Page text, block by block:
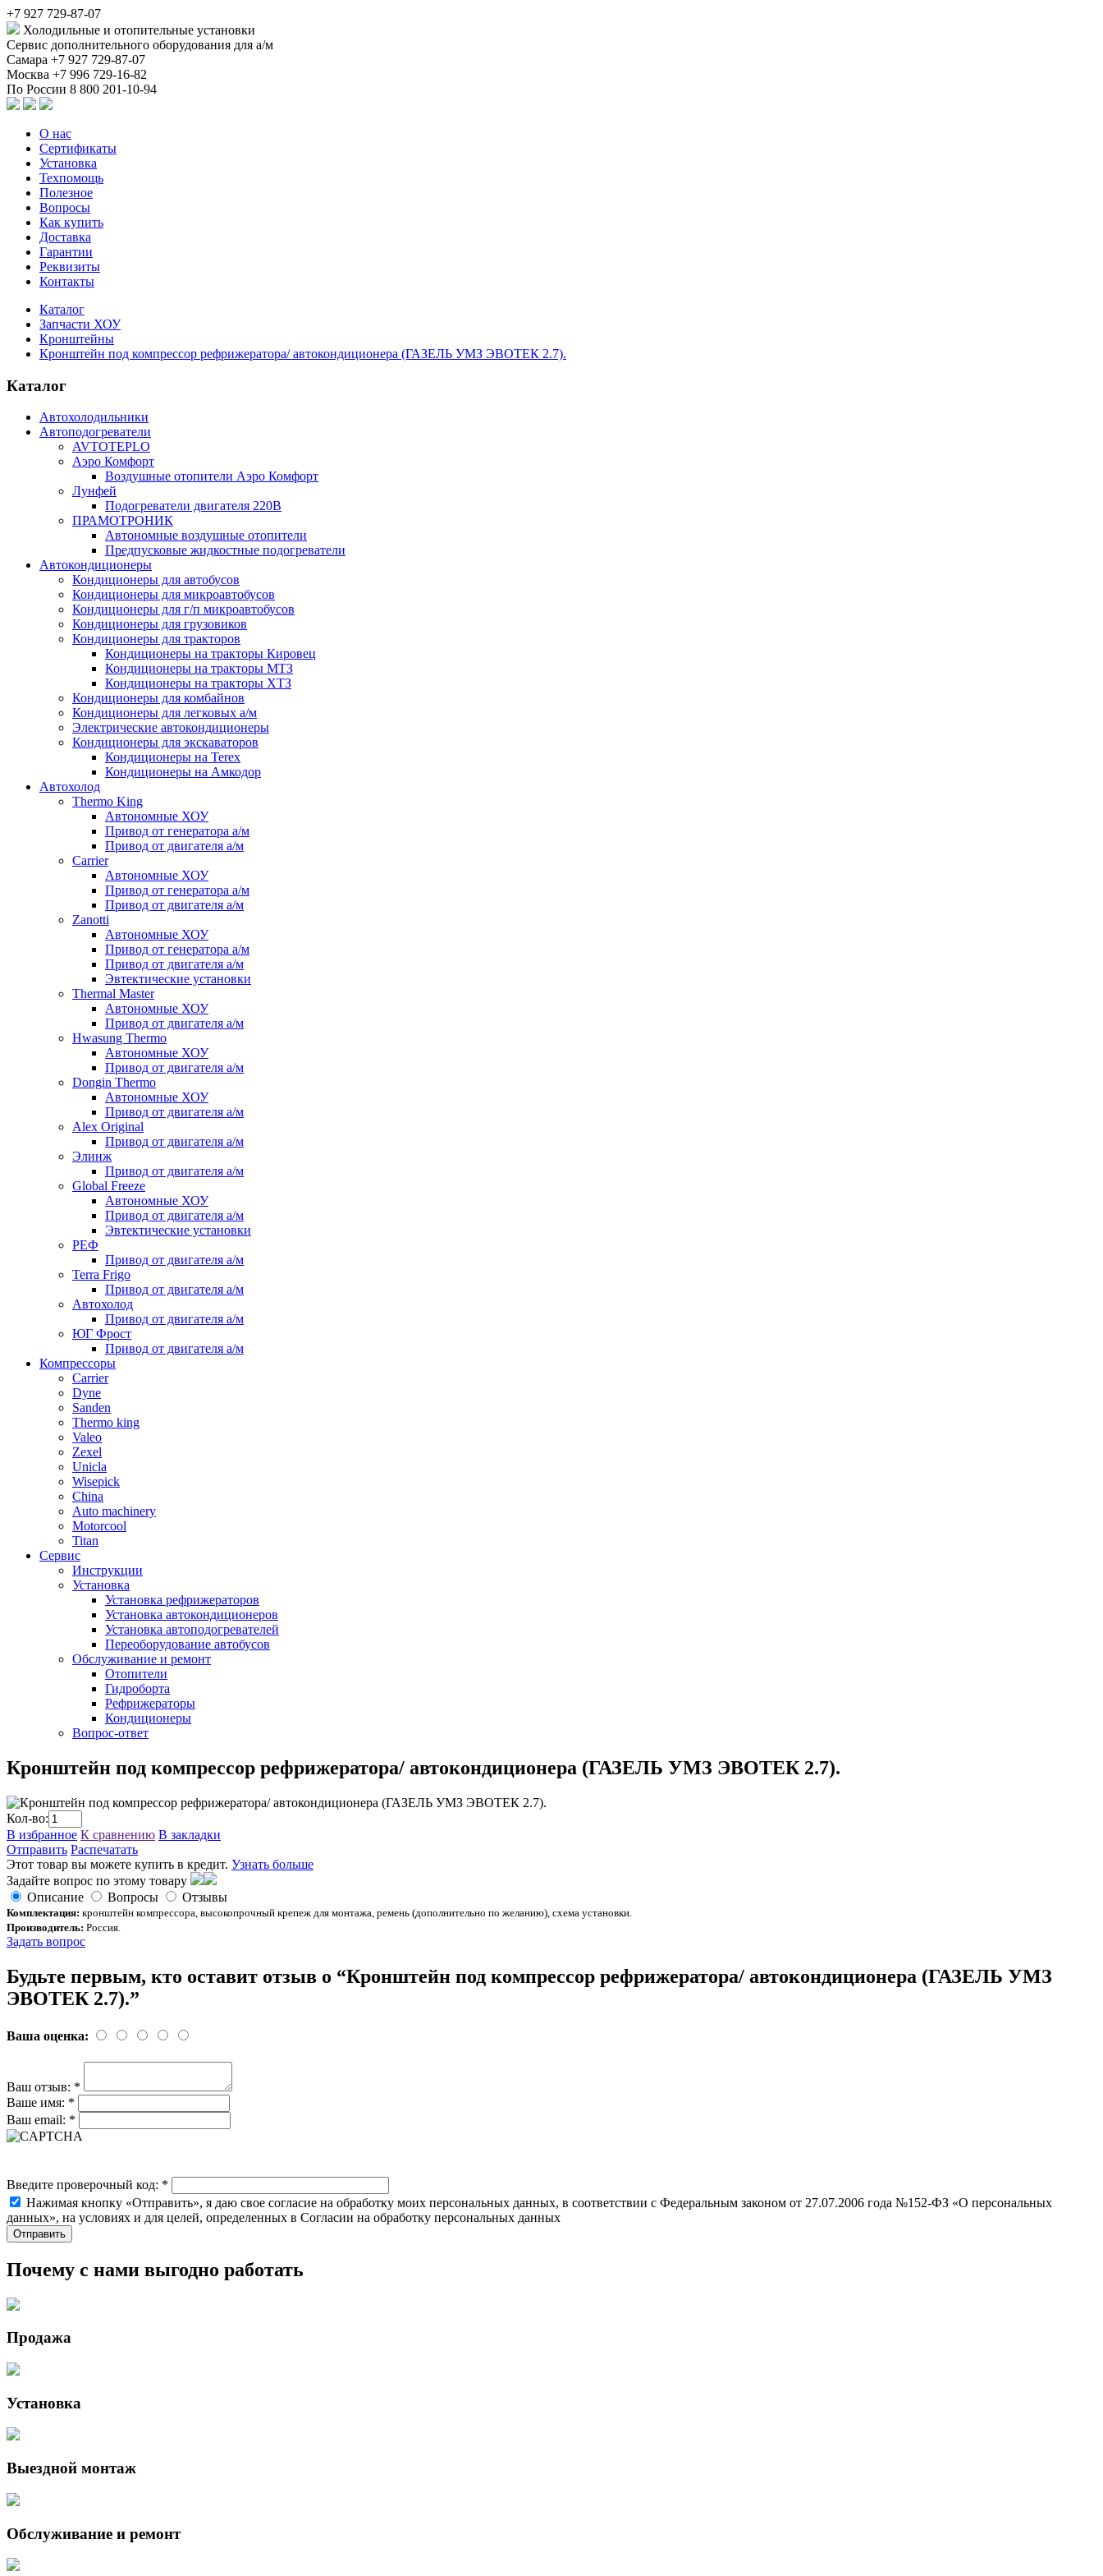
+7 927 729-87-07
Холодильные и отопительные установки
Сервис дополнительного оборудования для а/м
Самара +7 927 729-87-07
Москва +7 996 729-16-82
По России 8 800 201-10-94
О нас
Сертификаты
Установка
Техпомощь
Полезное
Вопросы
Как купить
Доставка
Гарантии
Реквизиты
Контакты
Каталог
Запчасти ХОУ
Кронштейны
Кронштейн под компрессор рефрижератора/ автокондиционера (ГАЗЕЛЬ УМЗ ЭВОТЕК 2.7).
Каталог
Автохолодильники
Автоподогреватели
AVTOTEPLO
Аэро Комфорт
Воздушные отопители Аэро Комфорт
Лунфей
Подогреватели двигателя 220В
ПРАМОТРОНИК
Автономные воздушные отопители
Предпусковые жидкостные подогреватели
Автокондиционеры
Кондиционеры для автобусов
Кондиционеры для микроавтобусов
Кондиционеры для г/п микроавтобусов
Кондиционеры для грузовиков
Кондиционеры для тракторов
Кондиционеры на тракторы Кировец
Кондиционеры на тракторы МТЗ
Кондиционеры на тракторы ХТЗ
Кондиционеры для комбайнов
Кондиционеры для легковых а/м
Электрические автокондиционеры
Кондиционеры для экскаваторов
Кондиционеры на Terex
Кондиционеры на Амкодор
Автохолод
Thermo King
Автономные ХОУ
Привод от генератора а/м
Привод от двигателя а/м
Carrier
Автономные ХОУ
Привод от генератора а/м
Привод от двигателя а/м
Zanotti
Автономные ХОУ
Привод от генератора а/м
Привод от двигателя а/м
Эвтектические установки
Thermal Master
Автономные ХОУ
Привод от двигателя а/м
Hwasung Thermo
Автономные ХОУ
Привод от двигателя а/м
Dongin Thermo
Автономные ХОУ
Привод от двигателя а/м
Alex Original
Привод от двигателя а/м
Элинж
Привод от двигателя а/м
Global Freeze
Автономные ХОУ
Привод от двигателя а/м
Эвтектические установки
РЕФ
Привод от двигателя а/м
Terra Frigo
Привод от двигателя а/м
Автохолод
Привод от двигателя а/м
ЮГ Фрост
Привод от двигателя а/м
Компрессоры
Carrier
Dyne
Sanden
Thermo king
Valeo
Zexel
Unicla
Wisepick
China
Auto machinery
Motorcool
Titan
Сервис
Инструкции
Установка
Установка рефрижераторов
Установка автокондиционеров
Установка автоподогревателей
Переоборудование автобусов
Обслуживание и ремонт
Отопители
Гидроборта
Рефрижераторы
Кондиционеры
Вопрос-ответ
Кронштейн под компрессор рефрижератора/ автокондиционера (ГАЗЕЛЬ УМЗ ЭВОТЕК 2.7).
Кол-во:
В избранное К сравнению В закладки
Отправить Распечатать
Этот товар вы можете купить в кредит. Узнать больше
Задайте вопрос по этому товару
Описание
Вопросы Отзывы
Комплектация: кронштейн компрессора, высокопрочный крепеж для монтажа, ремень (дополнительно по желанию), схема установки.
Производитель: Россия.
Задать вопрос
Будьте первым, кто оставит отзыв о “Кронштейн под компрессор рефрижератора/ автокондиционера (ГАЗЕЛЬ УМЗ
ЭВОТЕК 2.7).”
Ваша оценка:
Ваш отзыв: *
Ваше имя: *
Ваш email: *
Введите проверочный код: *
Нажимая кнопку «Отправить», я даю свое согласие на обработку моих персональных данных, в соответствии с Федеральным законом от 27.07.2006 года №152-ФЗ «О персональных
данных», на условиях и для целей, определенных в Согласии на обработку персональных данных
Почему с нами выгодно работать
Продажа
Установка
Выездной монтаж
Обслуживание и ремонт